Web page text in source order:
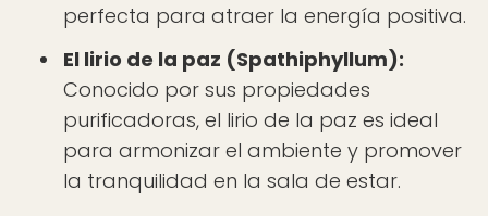
perfecta para atraer la energía positiva.
El lirio de la paz (Spathiphyllum):
Conocido por sus propiedades
purificadoras, el lirio de la paz es ideal
para armonizar el ambiente y promover
la tranquilidad en la sala de estar.